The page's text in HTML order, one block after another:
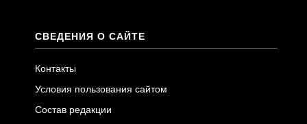
СВЕДЕНИЯ О САЙТЕ
Контакты
Условия пользования сайтом
Состав редакции